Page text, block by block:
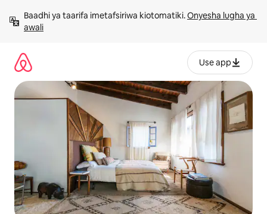
kwenda
kwenye
Baadhi ya taarifa imetafsiriwa kiotomatiki. Onyesha lugha ya
awali
Use app